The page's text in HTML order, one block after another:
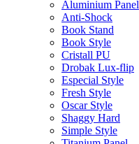
Aluminium Panel
Anti-Shock
Book Stand
Book Style
Cristall PU
Drobak Lux-flip
Especial Style
Fresh Style
Oscar Style
Shaggy Hard
Simple Style